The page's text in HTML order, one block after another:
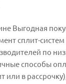
Выгодная
сплит-систем
по
способы
или в